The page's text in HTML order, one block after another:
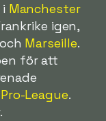
Manchester
igen,
Marseille.
för att
Pro-League.